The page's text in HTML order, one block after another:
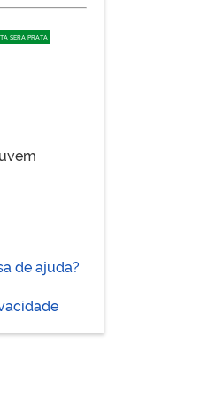
SERÁ PRATA
de ajuda?